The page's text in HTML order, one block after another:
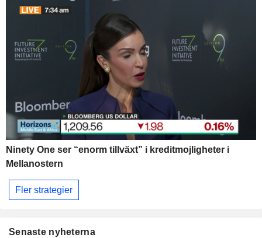
Ninety One ser “enorm tillväxt” i kreditmojligheter i
Mellanostern
Fler strategier
Senaste nyheterna